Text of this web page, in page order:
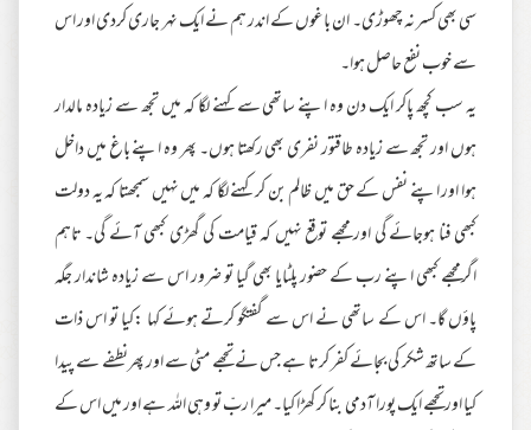
سی بھی کسر نہ چھوڑی۔ ان باغوں کے اندر ہم نے ایک نہر جاری کردی اور اس
سے خوب نفع حاصل ہوا۔
یہ سب کچھ پاکر ایک دن وہ اپنے ساتھی سے کہنے لگا کہ میں تجھ سے زیادہ مالدار
ہوں اور تجھ سے زیادہ طاقتور نفری بھی رکھتا ہوں۔ پھر وہ اپنے باغ میں داخل
ہوا اور اپنے نفس کے حق میں ظالم بن کر کہنے لگا کہ میں نہیں سمجھتا کہ یہ دولت
کبھی فنا ہوجائے گی اور مجھے توقع نہیں کہ قیامت کی گھڑی کبھی آئے گی۔ تاہم
اگرمجھے کبھی اپنے رب کے حضور پلٹایا بھی گیا تو ضرور اس سے زیادہ شاندار جگہ
پاؤں گا۔ اس کے ساتھی نے اس سے گفتگو کرتے ہوئے کہا :کیا تو اس ذات
کے ساتھ شکر کی بجائے کفر کرتا ہے جس نے تجھے مٹی سے اور پھرنطفے سے پیدا
کیا اورتجھے ایک پورا آدمی بنا کر کھڑا کیا۔ میرا ربّ تو وہی اللہ ہے اور میں اس کے